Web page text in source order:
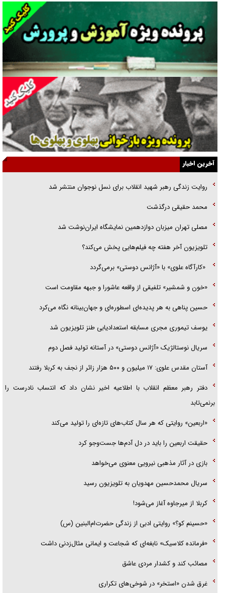
فریاد‌ها و ناله‌های دوستان مبارزدلم را آتش می‌زد
تغییر رویه دشمن در ترور از شیخ فضل‌الله تا مصباح یزدی
خرید قسطی اولش خنده و آخرش گریه است!
فوتبال و آن «بالا»!
راهبرد غافلگیری با نسل جدید پهپاد‌ها
جنجال پزشکان تقلبی در صنعت زیبایی
یهودی‌ها در ادبیات داستانی اروپا؛ از شکسپیر تا دیکنز
گفت‌وگو با خواهر یکی از شهدای جنگ رمضان/ خواهرم فرمانده جهادی و
اهل خدمت بی‌منت بود
آخرین اخبار
روایت زندگی رهبر شهید انقلاب برای نسل نوجوان منتشر شد
محمد حقیقی درگذشت
مصلی تهران میزبان دوازدهمین نمایشگاه ایران‌نوشت شد
تلویزیون آخر هفته چه فیلم‌هایی پخش می‌کند؟
«کارآگاه علوی» با «آژانس دوستی» برمی‌گردد
«خون و شمشیر» تلفیقی از واقعه عاشورا و جبهه مقاومت است
حسین پناهی به هر پدیده‌ای اسطوره‌ای و جهان‌بینانه نگاه می‌کرد
یوسف تیموری مجری مسابقه استعدادیابی طنز تلویزیون شد
سریال نوستالژیک «آژانس دوستی» در آستانه تولید فصل دوم
آستان مقدس علوی: ۱۷ میلیون و ۵۰۰ هزار زائر از نجف به کربلا رفتند
دفتر رهبر معظم انقلاب با اطلاعیه اخیر نشان داد که انتساب نادرست را
برنمی‌تابد
«اربعین» روایتی که هر سال کتاب‌های تازه‌ای را تولید می‌کند
حقیقت اربعین را باید در دل آدم‌ها جست‌و‌جو کرد
بازی در آثار مذهبی نیرویی معنوی می‌خواهد
سریال محمدحسین مهدویان به تلویزیون رسید
کربلا از میرجاوه آغاز می‌شود!
«حسینم کو؟» روایتی ادبی از زندگی حضرت‌ام‌البنین (س)
«فرمانده کلاسیک» نابغه‌ای که شجاعت و ایمانی مثال‌زدنی داشت
مصائب کند و کشدار مردی عاشق
غرق شدن «استخر» در شوخی‌های تکراری